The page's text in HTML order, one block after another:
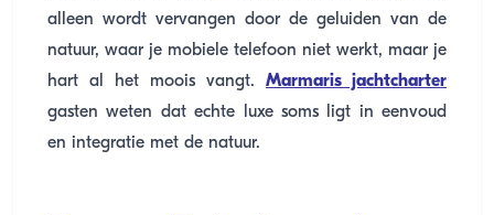
alleen wordt vervangen door de geluiden van de
natuur, waar je mobiele telefoon niet werkt, maar je
hart al het moois vangt. Marmaris jachtcharter
gasten weten dat echte luxe soms ligt in eenvoud
en integratie met de natuur.